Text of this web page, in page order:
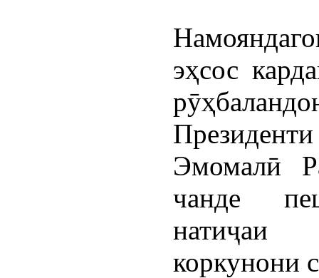
эҳсос
Эмомалӣ
чанде
натиҷаи
коркунони